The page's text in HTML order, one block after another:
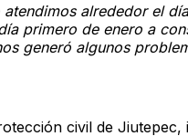
atendimos alrededor el
primero de enero a
generó algunos
civil de